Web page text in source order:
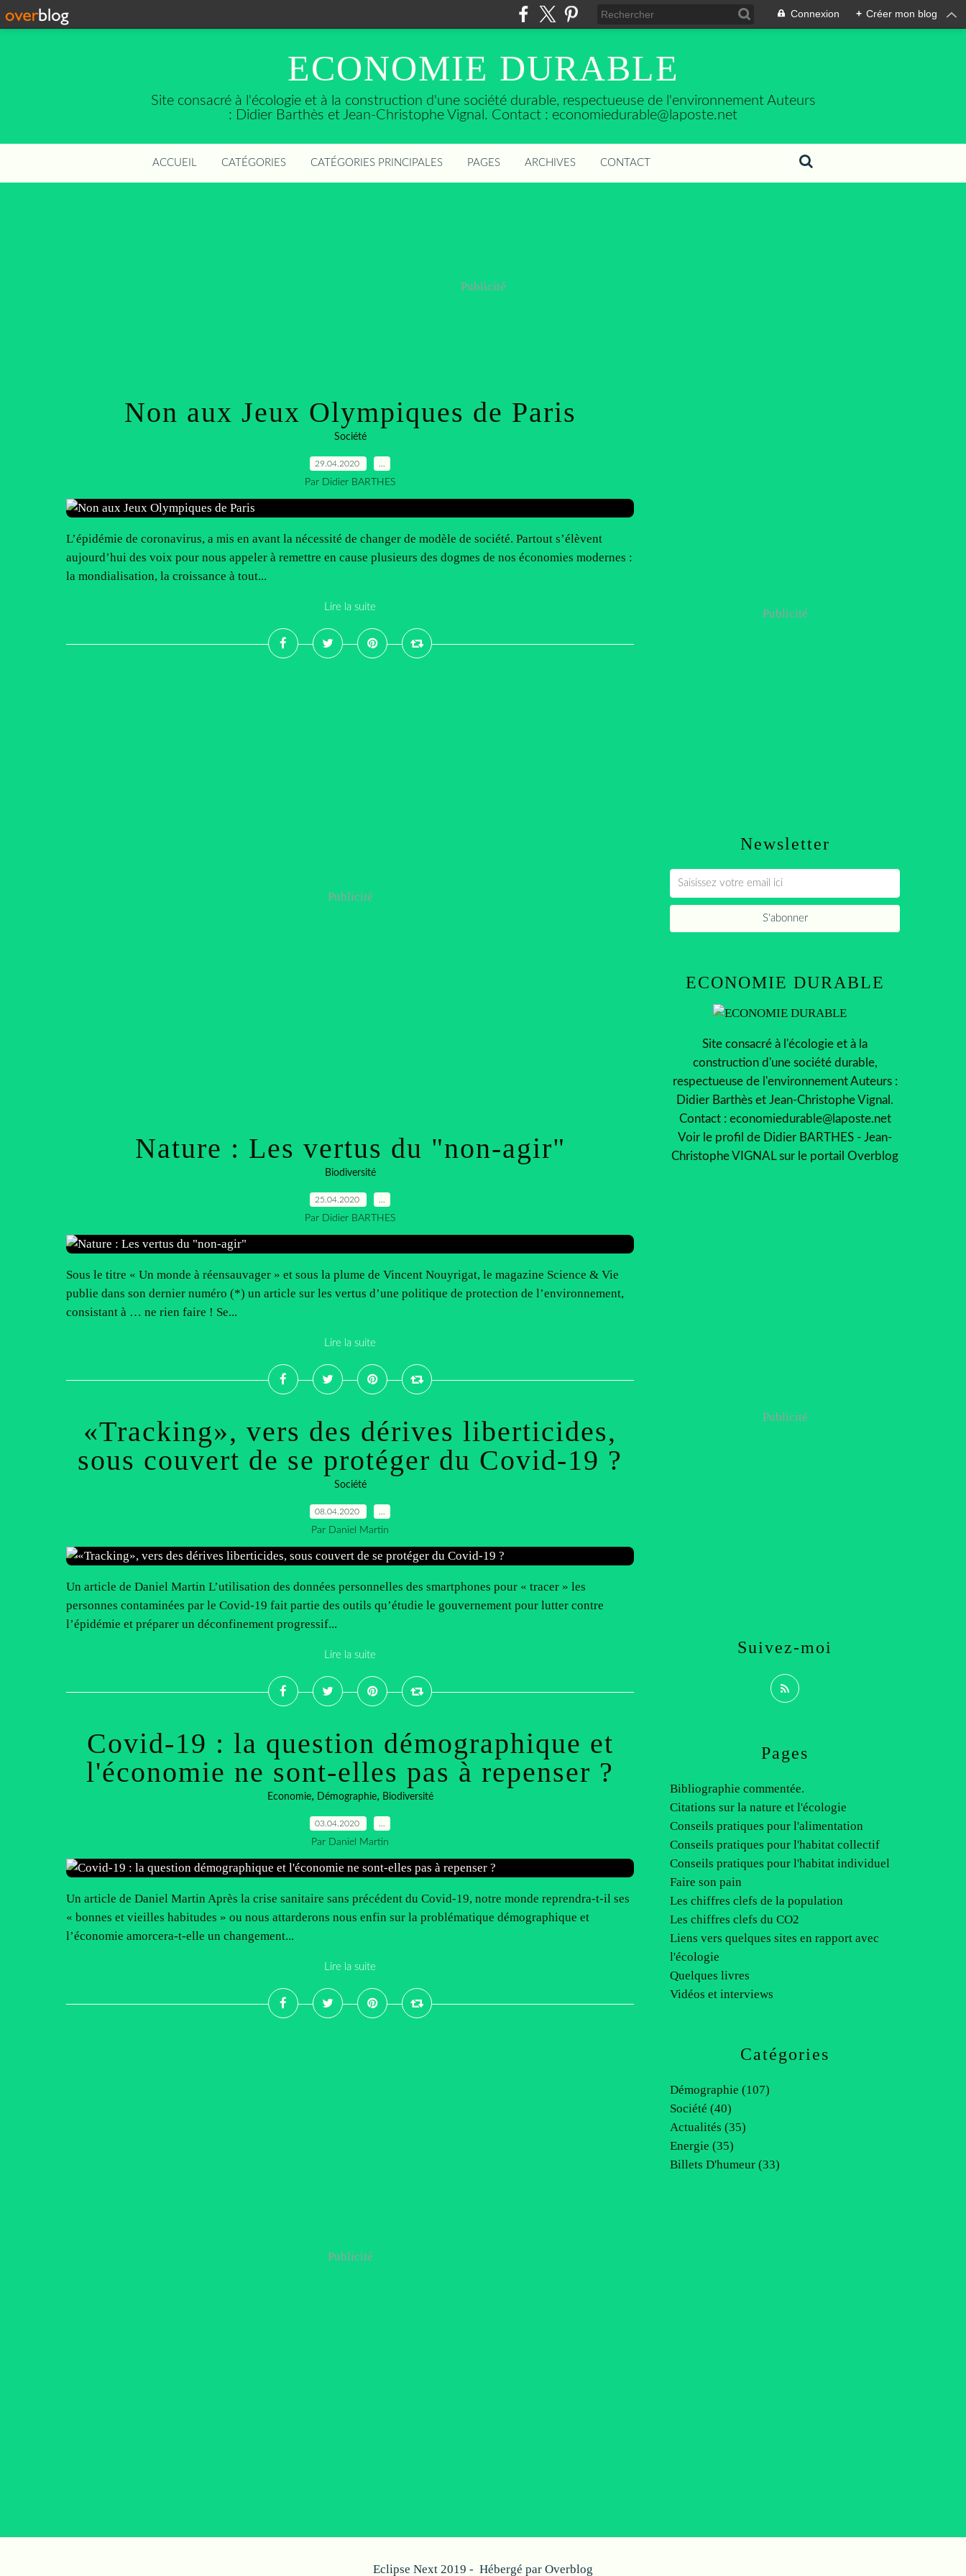
Connexion + Créer mon blog
ECONOMIE DURABLE
Site consacré à l'écologie et à la construction d'une société durable, respectueuse de l'environnement Auteurs
: Didier Barthès et Jean-Christophe Vignal. Contact : economiedurable@laposte.net
ACCUEIL CATÉGORIES CATÉGORIES PRINCIPALES PAGES ARCHIVES CONTACT
Publicité
Non aux Jeux Olympiques de Paris
Société
29.04.2020
Par Didier BARTHES
L’épidémie de coronavirus, a mis en avant la nécessité de changer de modèle de société. Partout s’élèvent
aujourd’hui des voix pour nous appeler à remettre en cause plusieurs des dogmes de nos économies modernes :
la mondialisation, la croissance à tout...
Lire la suite
Publicité
Nature : Les vertus du "non-agir"
Biodiversité
25.04.2020
Par Didier BARTHES
Sous le titre « Un monde à réensauvager » et sous la plume de Vincent Nouyrigat, le magazine Science & Vie
publie dans son dernier numéro (*) un article sur les vertus d’une politique de protection de l’environnement,
consistant à … ne rien faire ! Se...
Lire la suite
«Tracking», vers des dérives liberticides,
sous couvert de se protéger du Covid-19 ?
Société
08.04.2020
Par Daniel Martin
Un article de Daniel Martin L’utilisation des données personnelles des smartphones pour « tracer » les
personnes contaminées par le Covid-19 fait partie des outils qu’étudie le gouvernement pour lutter contre
l’épidémie et préparer un déconfinement progressif...
Lire la suite
Covid-19 : la question démographique et
l'économie ne sont-elles pas à repenser ?
Economie, Démographie, Biodiversité
03.04.2020
Par Daniel Martin
Un article de Daniel Martin Après la crise sanitaire sans précédent du Covid-19, notre monde reprendra-t-il ses
« bonnes et vieilles habitudes » ou nous attarderons nous enfin sur la problématique démographique et
l’économie amorcera-t-elle un changement...
Lire la suite
Publicité
Newsletter
Publicité
Catégories
Démographie (107)
Société (40)
Actualités (35)
Energie (35)
Billets D'humeur (33)
Pages
Bibliographie commentée.
Citations sur la nature et l'écologie
Conseils pratiques pour l'alimentation
Conseils pratiques pour l'habitat collectif
Conseils pratiques pour l'habitat individuel
Faire son pain
Les chiffres clefs de la population
Les chiffres clefs du CO2
Liens vers quelques sites en rapport avec
l'écologie
Quelques livres
Vidéos et interviews
ECONOMIE DURABLE
Site consacré à l'écologie et à la
construction d'une société durable,
respectueuse de l'environnement Auteurs :
Didier Barthès et Jean-Christophe Vignal.
Contact : economiedurable@laposte.net
Voir le profil de Didier BARTHES - Jean-
Christophe VIGNALsur le portail Overblog
Suivez-moi
Publicité
Eclipse Next 2019 - Hébergé par Overblog